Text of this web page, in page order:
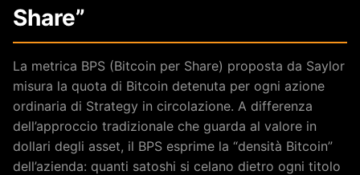
Share”
La metrica BPS (Bitcoin per Share) proposta da Saylor
misura la quota di Bitcoin detenuta per ogni azione
ordinaria di Strategy in circolazione. A differenza
dell’approccio tradizionale che guarda al valore in
dollari degli asset, il BPS esprime la “densità Bitcoin”
dell’azienda: quanti satoshi si celano dietro ogni titolo